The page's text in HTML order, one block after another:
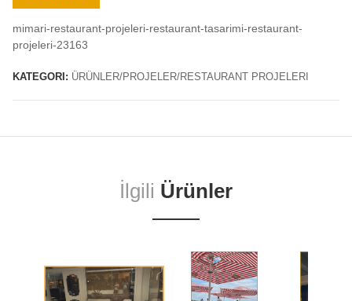
mimari-restaurant-projeleri-restaurant-tasarimi-restaurant-
projeleri-23163
KATEGORI: ÜRÜNLER/PROJELER/RESTAURANT PROJELERI
İlgili Ürünler